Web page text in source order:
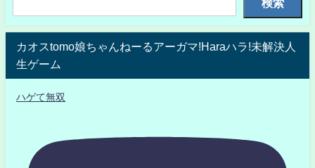
検索
カオスtomo娘ちゃんねーるアーガマ!Haraハラ!未解決人
生ゲーム
ハゲて無双